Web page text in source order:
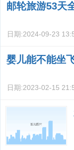
邮轮旅游53天
日期:2024-09-23
婴儿能不能坐
日期:2023-02-15